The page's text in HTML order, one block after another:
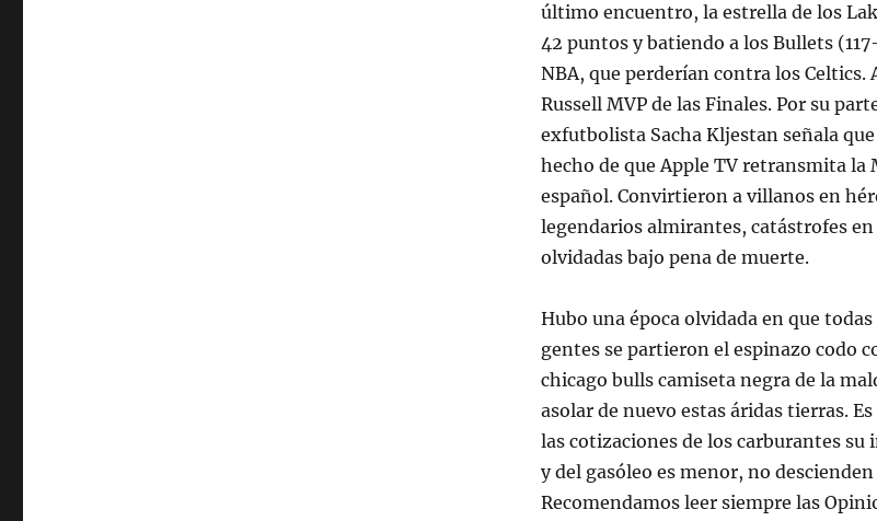
último encuentro, la estrella de los
42 puntos y batiendo a los Bullets
NBA, que perderían contra los
Russell MVP de las Finales. Por su
exfutbolista Sacha Kljestan señala
hecho de que Apple TV retransmita la
español. Convirtieron a villanos en
legendarios almirantes, catástrofes
olvidadas bajo pena de muerte.
Hubo una época olvidada en que
gentes se partieron el espinazo codo
chicago bulls camiseta negra de la
asolar de nuevo estas áridas tierras.
las cotizaciones de los carburantes su
y del gasóleo es menor, no
Recomendamos leer siempre las